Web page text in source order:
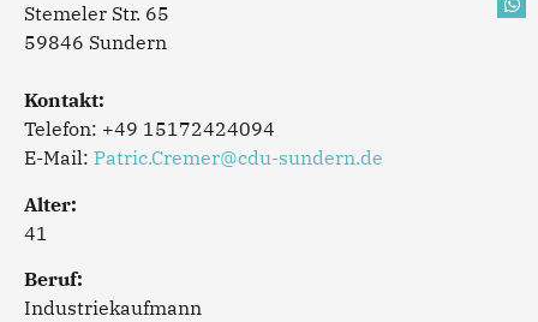
Stemeler Str. 65
59846 Sundern
Kontakt:
Telefon: +49 15172424094
E-Mail: Patric.Cremer@cdu-sundern.de
Alter:
41
Beruf:
Industriekaufmann